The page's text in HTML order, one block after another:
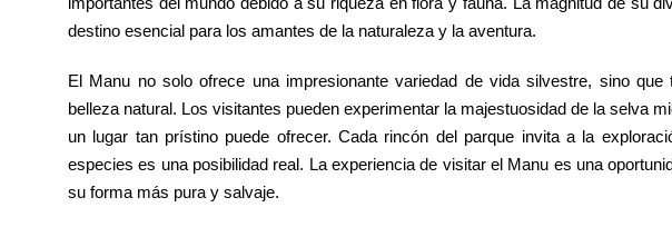
destino esencial para los amantes de la naturaleza y la aventura.
El Manu no solo ofrece una impresionante variedad de vida silvestre, sino
belleza natural. Los visitantes pueden experimentar la majestuosidad de la selva
un lugar tan prístino puede ofrecer. Cada rincón del parque invita a la
especies es una posibilidad real. La experiencia de visitar el Manu es una
su forma más pura y salvaje.